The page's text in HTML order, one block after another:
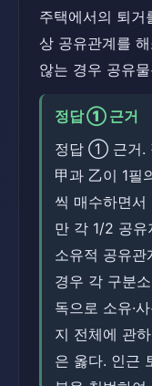
주택에서의 퇴
상 공유관계를
않는 경우 공유
정답 ① 근거
정답 ① 근거.
甲과 乙이 1필
씩 매수하면서
만 각 1/2 공유
소유적 공유관
경우 각 구분
독으로 소유·
지 전체에 관
은 옳다. 인근